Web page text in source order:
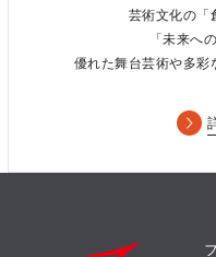
芸術文化の「
「未来へ
優れた舞台芸術や多彩